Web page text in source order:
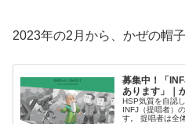
2023年の2月から、かぜの帽
募集中！「
あります」｜
HSP気質を自認
INFJ（提唱者）
す。 提唱者は全